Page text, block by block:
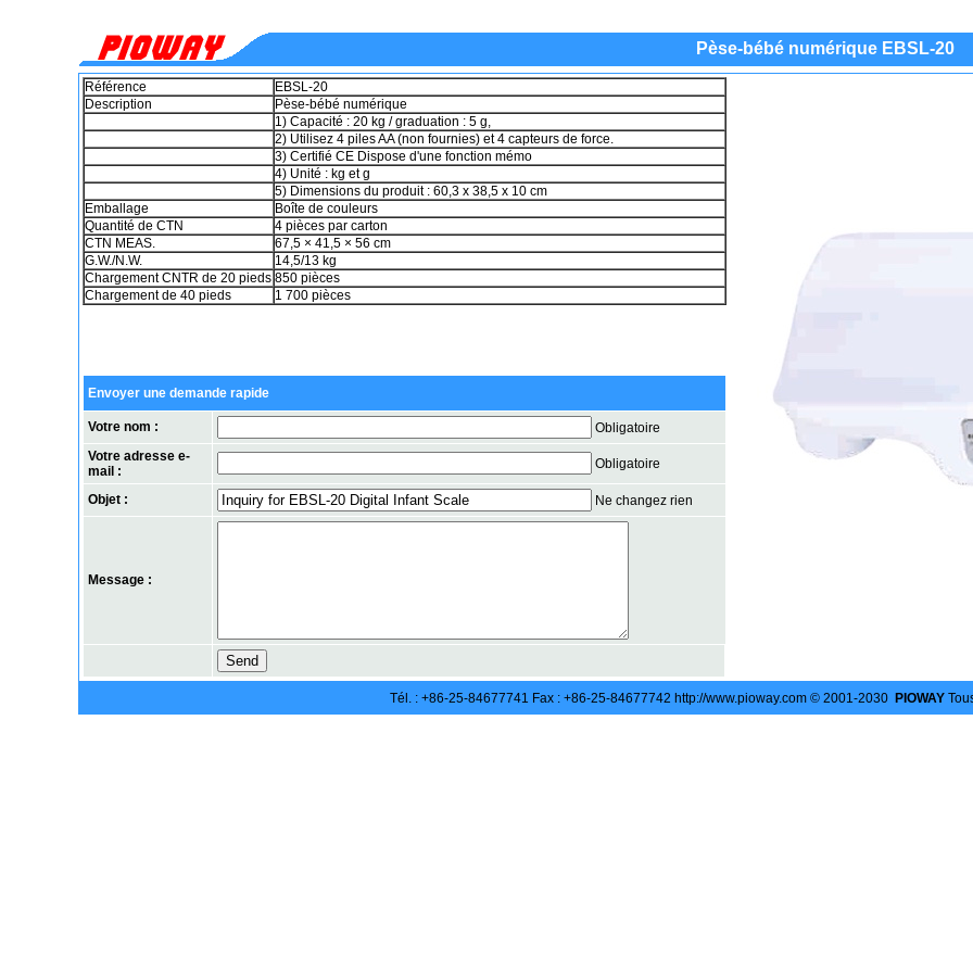
Pèse-bébé numérique EBSL-20
Référence
EBSL-20
Description
Pèse-bébé numérique
1) Capacité : 20 kg / graduation : 5 g,
2) Utilisez 4 piles AA (non fournies) et 4 capteurs de force.
3) Certifié CE Dispose d'une fonction mémo
4) Unité : kg et g
5) Dimensions du produit : 60,3 x 38,5 x 10 cm
Emballage
Boîte de couleurs
Quantité de CTN
4 pièces par carton
CTN MEAS.
67,5 × 41,5 × 56 cm
G.W./N.W.
14,5/13 kg
Chargement CNTR de 20 pieds 850 pièces
Chargement de 40 pieds
1 700 pièces
Envoyer une demande rapide
Votre nom :
Obligatoire
Votre adresse e-
mail :
Obligatoire
Objet : Ne changez rien
Message :
Tél. : +86-25-84677741 Fax : +86-25-84677742 http://www.pioway.com © 2001-2030 PIOWAY